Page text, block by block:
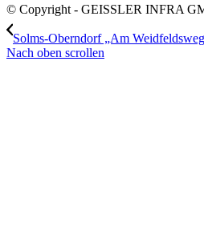
© Copyright - GEISSLER INFRA
Solms-Oberndorf „Am
Nach oben scrollen